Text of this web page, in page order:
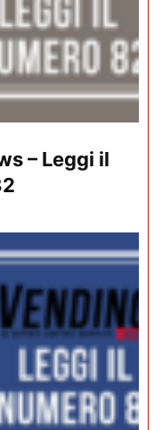
– Leggi il